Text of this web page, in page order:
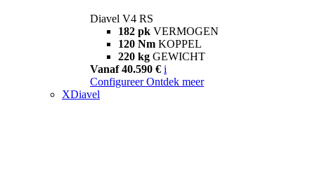
Diavel V4 RS
182 pk VERMOGEN
120 Nm KOPPEL
220 kg GEWICHT
Vanaf 40.590 € i
Configureer Ontdek meer
XDiavel